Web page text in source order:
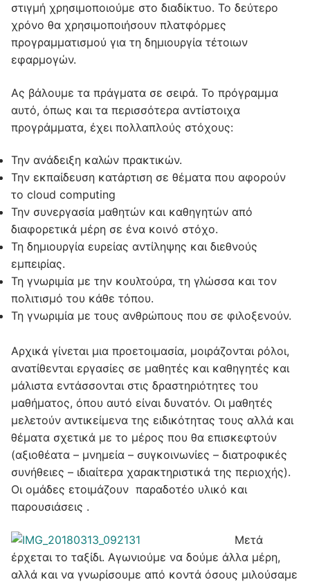
στιγμή χρησιμοποιούμε στο διαδίκτυο. Το δεύτερο
χρόνο θα χρησιμοποιήσουν πλατφόρμες
προγραμματισμού για τη δημιουργία τέτοιων
εφαρμογών.
Ας βάλουμε τα πράγματα σε σειρά. Το πρόγραμμα
αυτό, όπως και τα περισσότερα αντίστοιχα
προγράμματα, έχει πολλαπλούς στόχους:
Την ανάδειξη καλών πρακτικών.
Την εκπαίδευση κατάρτιση σε θέματα που αφορούν
το cloud computing
Την συνεργασία μαθητών και καθηγητών από
διαφορετικά μέρη σε ένα κοινό στόχο.
Τη δημιουργία ευρείας αντίληψης και διεθνούς
εμπειρίας.
Τη γνωριμία με την κουλτούρα, τη γλώσσα και τον
πολιτισμό του κάθε τόπου.
Τη γνωριμία με τους ανθρώπους που σε φιλοξενούν.
Αρχικά γίνεται μια προετοιμασία, μοιράζονται ρόλοι,
ανατίθενται εργασίες σε μαθητές και καθηγητές και
μάλιστα εντάσσονται στις δραστηριότητες του
μαθήματος, όπου αυτό είναι δυνατόν. Οι μαθητές
μελετούν αντικείμενα της ειδικότητας τους αλλά και
θέματα σχετικά με το μέρος που θα επισκεφτούν
(αξιοθέατα – μνημεία – συγκοινωνίες – διατροφικές
συνήθειες – ιδιαίτερα χαρακτηριστικά της περιοχής).
Oι ομάδες ετοιμάζουν παραδοτέο υλικό και
παρουσιάσεις .
Μετά
έρχεται το ταξίδι. Αγωνιούμε να δούμε άλλα μέρη,
αλλά και να γνωρίσουμε από κοντά όσους μιλούσαμε